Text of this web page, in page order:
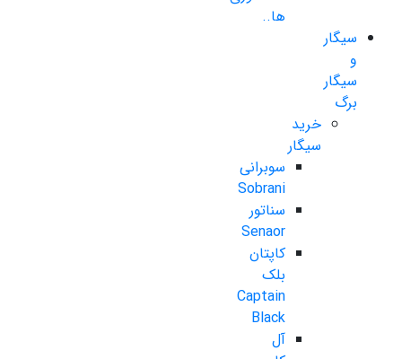
ها..
سیگار
و
سیگار
برگ
خرید
سیگار
سوبرانی
Sobrani
سناتور
Senaor
کاپتان
بلک
Captain
Black
آل